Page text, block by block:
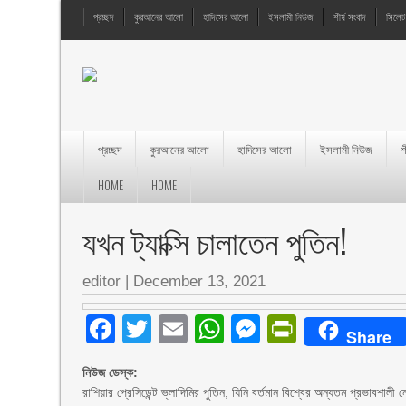
প্রচ্ছদ কুরআনের আলো হাদিসের আলো ইসলামী নিউজ শীর্ষ সংবাদ
প্রচ্ছদ কুরআনের আলো হাদিসের আলো ইসলামী নিউজ
HOME
HOME
যখন ট্যাক্সি চালাতেন পুতিন!
editor | December 13, 2021
Facebook
Twitter
EmailWhatsApp
Messenger
Share
নিউজ ডেস্ক:
রাশিয়ার প্রেসিডেন্ট ভ্লাদিমির পুতিন, যিনি বর্তমান বিশ্বের অন্যতম